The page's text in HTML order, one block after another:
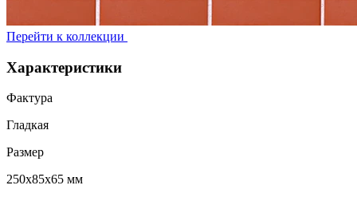
Перейти к коллекции
Характеристики
Фактура
Гладкая
Размер
250x85x65 мм